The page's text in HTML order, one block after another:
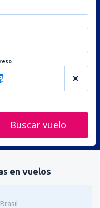
Buscar vuelo
en vuelos
Brasil